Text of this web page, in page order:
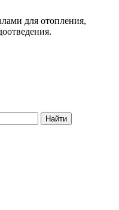
для отопления,